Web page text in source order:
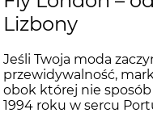
Lizbony
Jeśli Twoja moda
przewidywalność,
obok której nie sposób
1994 roku w sercu